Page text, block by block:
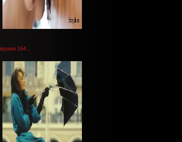
164...